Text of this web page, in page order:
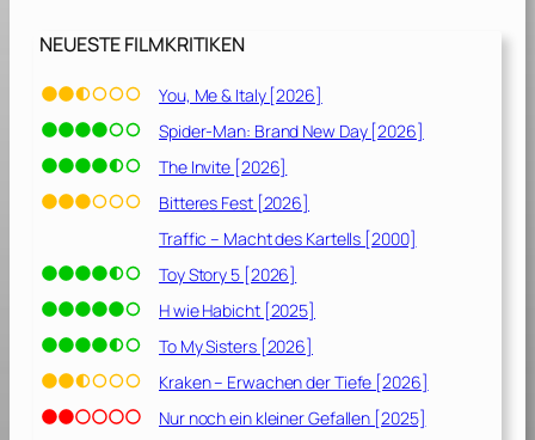
1
]
NEUESTE FILMKRITIKEN
You, Me & Italy [2026]
Spider-Man: Brand New Day [2026]
The Invite [2026]
Bitteres Fest [2026]
Traffic – Macht des Kartells [2000]
Toy Story 5 [2026]
H wie Habicht [2025]
To My Sisters [2026]
Kraken – Erwachen der Tiefe [2026]
Nur noch ein kleiner Gefallen [2025]